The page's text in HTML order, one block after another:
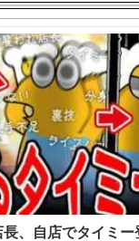
長、自店でタイミ